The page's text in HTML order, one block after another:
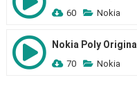
60 Nokia
Nokia Poly Original
70 Nokia